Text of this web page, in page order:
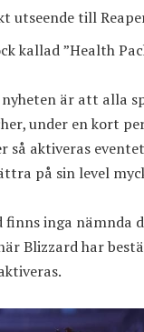
utseende till
kallad ”Health
är att alla
under en kort
så aktiveras
på sin level
finns inga nämnda
Blizzard har